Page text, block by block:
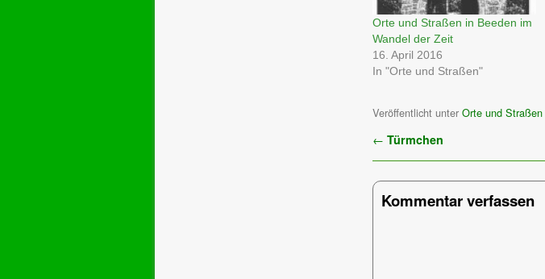
Orte und Straßen in Beeden im
Wandel der Zeit
16. April 2016
In "Orte und Straßen"
Veröffentlicht unter Orte und Straßen
Artikelnavigation
← Türmchen
Kommentar verfassen